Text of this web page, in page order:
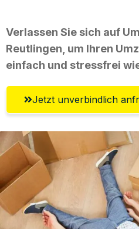
Verlassen Sie sich auf
Reutlingen, um Ihren
einfach und stressfrei
Jetzt unverbindlich